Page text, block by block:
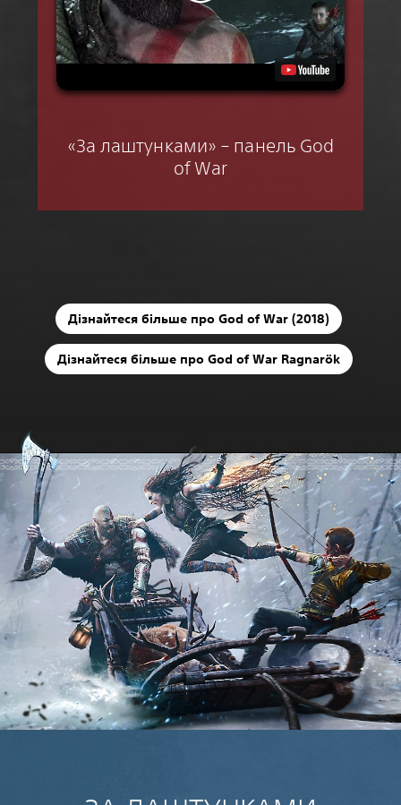
«За лаштунками» – панель God
of War
Дізнайтеся більше про God of War (2018)
Дізнайтеся більше про God of War Ragnarök